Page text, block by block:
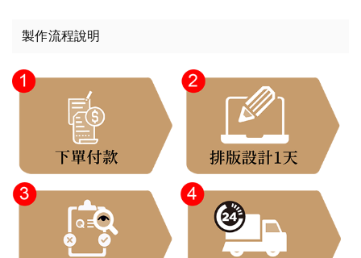
製作流程說明